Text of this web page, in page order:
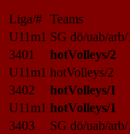
Liga/# Teams
U11m1 SG dö/uab/arb/
3401
hotVolleys/2
U11m1 hotVolleys/2
3402
hotVolleys/1
U11m1 hotVolleys/1
3403
SG dö/uab/arb/